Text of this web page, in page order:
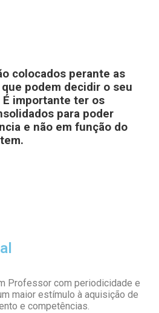
colocados perante as
podem decidir o seu
importante ter os
para poder
e não em função do
Professor com periodicidade e
maior estímulo à aquisição de
e competências.